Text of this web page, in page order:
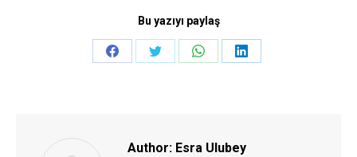
Bu yazıyı paylaş
Share
Share
Share
Share
Author: Esra Ulubey